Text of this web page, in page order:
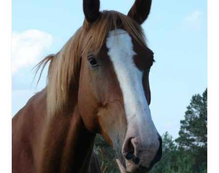
maijadavidsone@gmail.com